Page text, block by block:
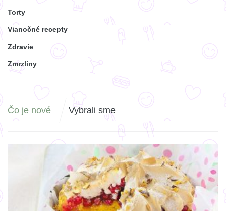
Torty
Vianočné recepty
Zdravie
Zmrzliny
Čo je nové Vybrali sme